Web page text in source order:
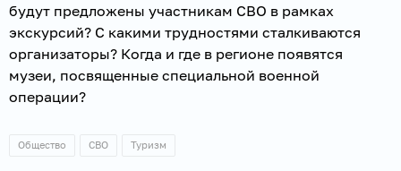
будут предложены участникам СВО в рамках
экскурсий? С какими трудностями сталкиваются
организаторы? Когда и где в регионе появятся
музеи, посвященные специальной военной
операции?
Общество СВО Туризм